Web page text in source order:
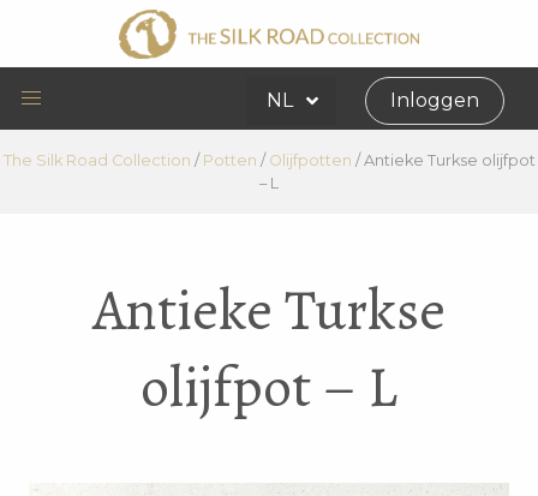
NL Inloggen
The Silk Road Collection / Potten / Olijfpotten / Antieke Turkse olijfpot
– L
Antieke Turkse
olijfpot – L